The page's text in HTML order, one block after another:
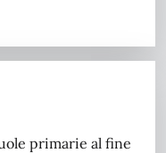
primarie al fine